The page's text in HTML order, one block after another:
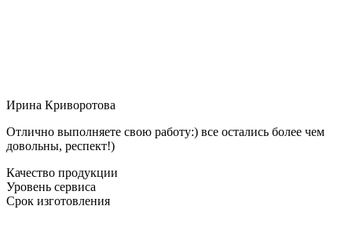
Ирина Криворотова
Отлично выполняете свою работу:) все остались более чем
довольны, респект!)
Качество продукции
Уровень сервиса
Срок изготовления